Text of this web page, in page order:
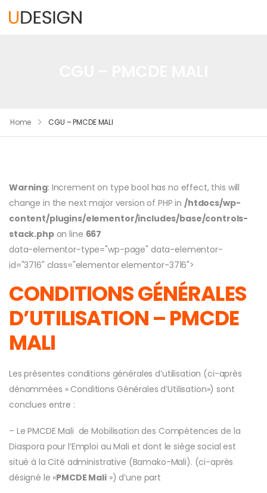
Home CGU – PMCDE MALI
Warning: Increment on type bool has no effect, this will
change in the next major version of PHP in /htdocs/wp-
content/plugins/elementor/includes/base/controls-
stack.phpon line 667
data-elementor-type="wp-page" data-elementor-
id="3716" class="elementor elementor-3716">
CONDITIONS GÉNÉRALES
D’UTILISATION – PMCDE
MALI
Les présentes conditions générales d’utilisation (ci-après
dénommées « Conditions Générales d’Utilisation») sont
conclues entre :
– Le PMCDE Mali de Mobilisation des Compétences de la
Diaspora pour l’Emploi au Mali et dont le siège social est
situé à la Cité administrative (Bamako-Mali). (ci-après
désigné le «PMCDE Mali») d’une part